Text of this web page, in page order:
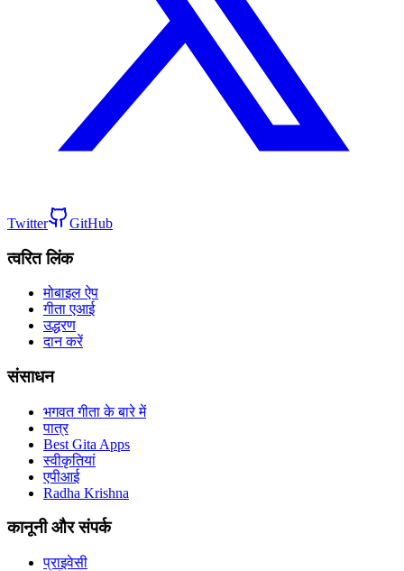
Twitter GitHub
त्वरित लिंक
मोबाइल ऐप
गीता एआई
उद्धरण
दान करें
संसाधन
भगवत गीता के बारे में
पात्र
Best Gita Apps
स्वीकृतियां
एपीआई
Radha Krishna
कानूनी और संपर्क
प्राइवेसी